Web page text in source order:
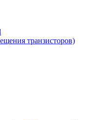
транзисторов)